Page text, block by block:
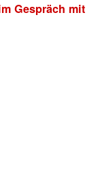
Gespräch mit